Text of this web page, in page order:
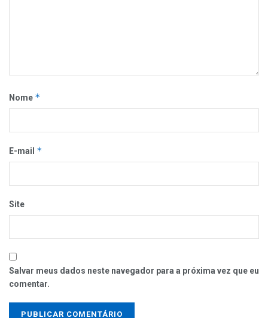
Nome *
E-mail *
Site
Salvar meus dados neste navegador para a próxima vez que eu
comentar.